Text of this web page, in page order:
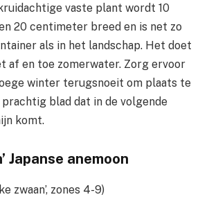
vaste plant wordt 10
20 centimeter breed en is net zo
als in het landschap. Het doet
af en toe zomerwater. Zorg ervoor
winter terugsnoeit om plaats te
prachtig blad dat in de volgende
komt.
Japanse anemoon
zwaan’, zones 4-9)